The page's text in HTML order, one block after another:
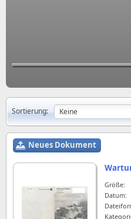
Sortierung:
Neues Dokument
Größe:
Datum: